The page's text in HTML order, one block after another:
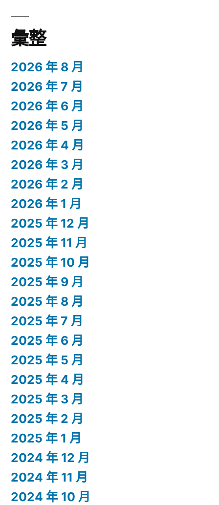
彙整
2026 年 8 月
2026 年 7 月
2026 年 6 月
2026 年 5 月
2026 年 4 月
2026 年 3 月
2026 年 2 月
2026 年 1 月
2025 年 12 月
2025 年 11 月
2025 年 10 月
2025 年 9 月
2025 年 8 月
2025 年 7 月
2025 年 6 月
2025 年 5 月
2025 年 4 月
2025 年 3 月
2025 年 2 月
2025 年 1 月
2024 年 12 月
2024 年 11 月
2024 年 10 月